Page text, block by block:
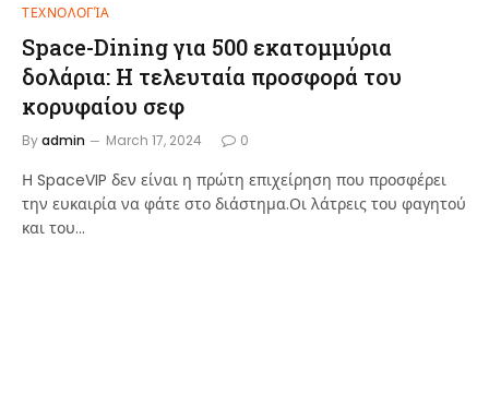
ΤΕΧΝΟΛΟΓΊΑ
Space-Dining για 500 εκατομμύρια
δολάρια: Η τελευταία προσφορά του
κορυφαίου σεφ
Byadmin March 17, 2024 0
Η SpaceVIP δεν είναι η πρώτη επιχείρηση που προσφέρει
την ευκαιρία να φάτε στο διάστημα.Οι λάτρεις του φαγητού
και του…